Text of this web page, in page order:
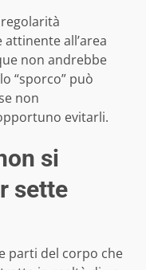
all’area
non andrebbe
“sporco” può
non
evitarli.
si
sette
parti del corpo che